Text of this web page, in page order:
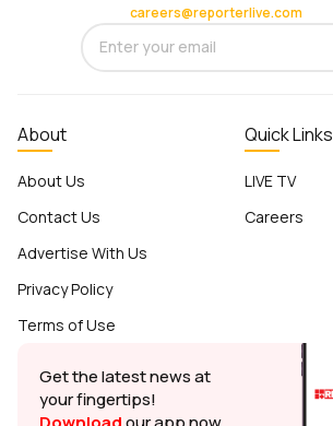
careers@reporterlive.com
About
About Us
Contact Us
Advertise With Us
Privacy Policy
Terms of Use
Quick Links
LIVE TV
Careers
Get the latest news at
your fingertips!